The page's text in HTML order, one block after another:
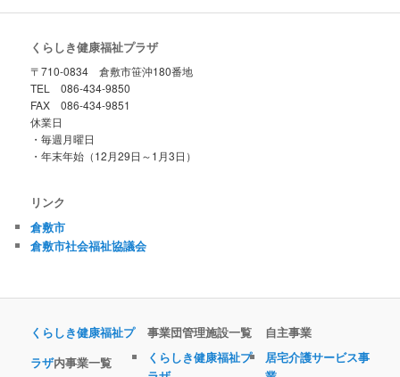
くらしき健康福祉プラザ
〒710-0834 倉敷市笹沖180番地
TEL 086-434-9850
FAX 086-434-9851
休業日
・毎週月曜日
・年末年始（12月29日～1月3日）
リンク
倉敷市
倉敷市社会福祉協議会
くらしき健康福祉プ
ラザ内事業一覧
事業団管理施設一覧
くらしき健康福祉プ
自主事業
居宅介護サービス事